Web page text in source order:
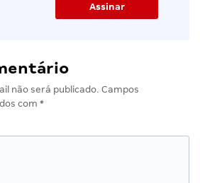
não será publicado. Campos
com *